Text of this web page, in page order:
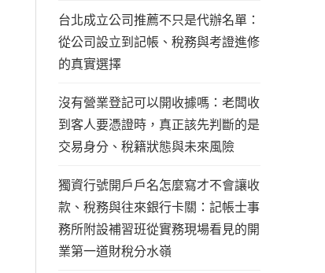
台北成立公司推薦不只是代辦名單：
從公司設立到記帳、稅務與考證進修
的真實選擇
沒有營業登記可以開收據嗎：老闆收
到客人要憑證時，真正該先判斷的是
交易身分、稅籍狀態與未來風險
獨資行號開戶戶名怎麼寫才不會讓收
款、稅務與往來銀行卡關：記帳士事
務所附設補習班從實務現場看見的開
業第一道財稅分水嶺